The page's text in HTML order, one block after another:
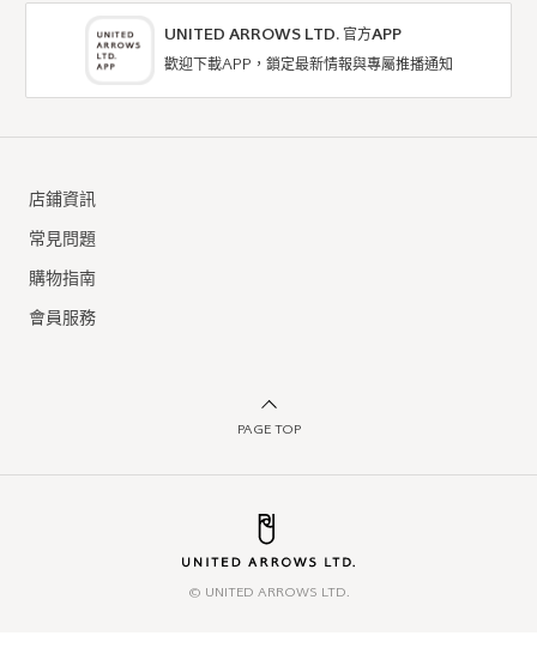
UNITED ARROWS LTD. 官方APP
歡迎下載APP，鎖定最新情報與專屬推播通知
店鋪資訊
常見問題
購物指南
會員服務
PAGE TOP
© UNITED ARROWS LTD.